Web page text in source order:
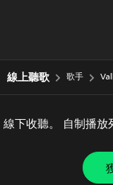
線上聽歌 歌手
線下收聽。 自制播放